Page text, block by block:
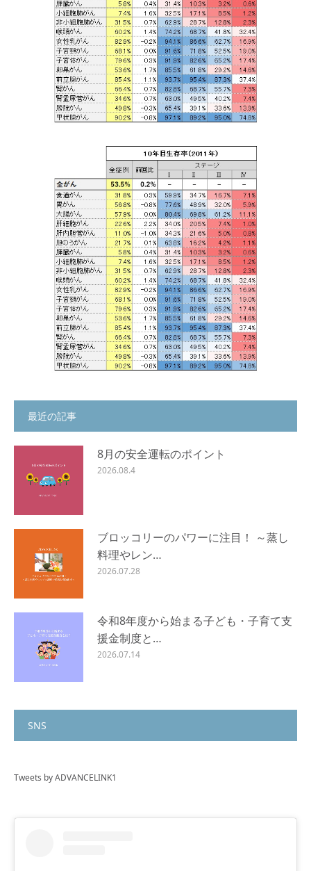
最近の記事
8月の安全運転のポイント
2026.08.4
ブロッコリーのパワーに注目！ ～蒸し
料理やレン…
2026.07.28
令和8年度から始まる子ども・子育て支
援金制度と…
2026.07.14
SNS
Tweets by ADVANCELINK1